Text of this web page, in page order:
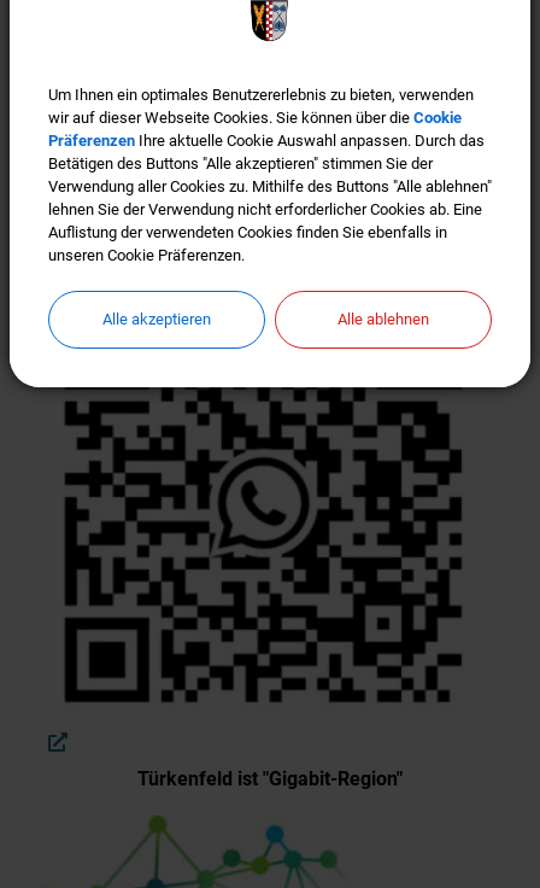
Gemeinde-Kasse zu vermeiden, bitten wir vor JEDEM
Sie auch weiterhin eine Maske tragen.
Weiterlesen
Offizieller WhatsApp Kanal der
Gemeinde Türkenfeld
Türkenfeld ist "Gigabit-Region"
Um Ihnen ein optimales Benutzererlebnis zu bieten, verwenden
wir auf dieser Webseite Cookies. Sie können über die Cookie
Präferenzen Ihre aktuelle Cookie Auswahl anpassen. Durch das
Betätigen des Buttons "Alle akzeptieren" stimmen Sie der
Verwendung aller Cookies zu. Mithilfe des Buttons "Alle ablehnen"
lehnen Sie der Verwendung nicht erforderlicher Cookies ab. Eine
Auflistung der verwendeten Cookies finden Sie ebenfalls in
unseren Cookie Präferenzen.
Alle akzeptieren Alle ablehnen
Um Ihnen ein optimales Benutzererlebnis zu bieten, verwenden
wir auf dieser Webseite Cookies. Sie können über die Cookie
Präferenzen Ihre aktuelle Cookie Auswahl anpassen. Durch das
Betätigen des Buttons "Alle akzeptieren" stimmen Sie der
Verwendung aller Cookies zu. Mithilfe des Buttons "Alle ablehnen"
lehnen Sie der Verwendung nicht erforderlicher Cookies ab. Eine
Auflistung der verwendeten Cookies finden Sie ebenfalls in
unseren Cookie Präferenzen.
Alle akzeptieren Alle ablehnen